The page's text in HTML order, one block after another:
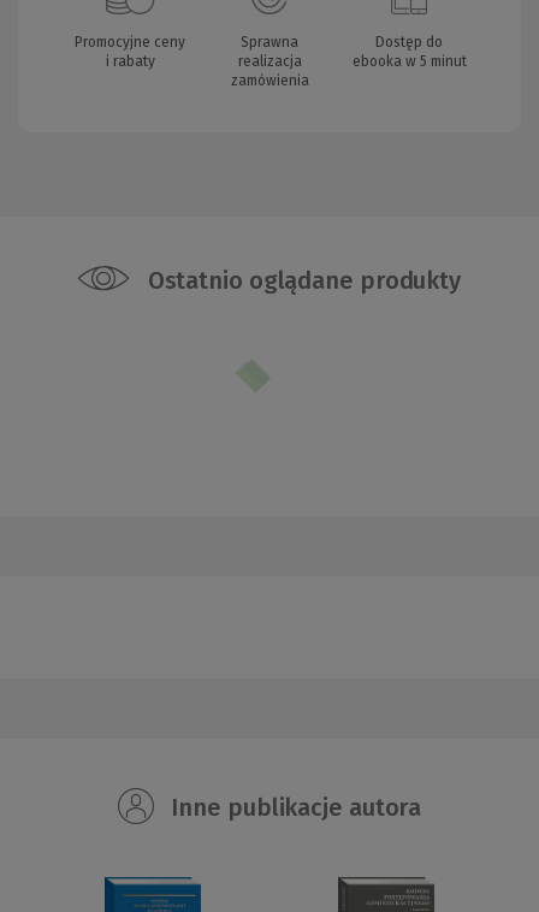
Promocyjne ceny
i rabaty
Sprawna
realizacja
zamówienia
Dostęp do
ebooka w 5 minut
Ostatnio oglądane produkty
Inne publikacje autora